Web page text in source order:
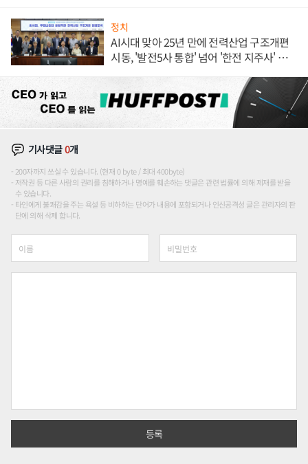
정치
AI시대 맞아 25년 만에 전력산업 구조개편
시동, '발전5사 통합' 넘어 '한전 지주사' 재편
기사댓글0개
200자까지 쓰실 수 있습니다. (현재 0 byte / 최대 400byte)
저작권 등 다른 사람의 권리를 침해하거나 명예를 훼손하는 댓글은 관련 법률에 의해 제재를 받을
수 있습니다.
타인에게 불쾌감을 주는 욕설 등 비하하는 단어가 내용에 포함되거나 인신공격성 글은 관리자의 판
단에 의해 삭제 합니다.